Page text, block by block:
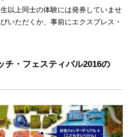
以上同士の体験には発券していませ
いただくか、事前にエクスプレス・
チ・フェスティバル2016の